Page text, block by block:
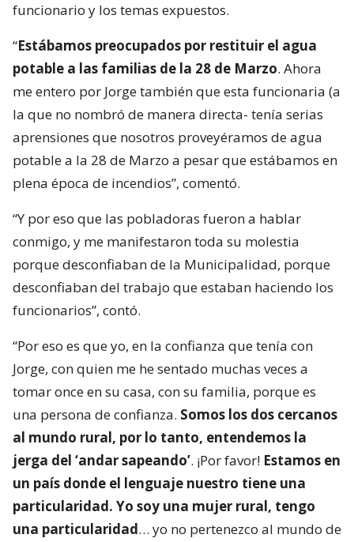
funcionario y los temas expuestos.
“Estábamos preocupados por restituir el agua
potable a las familias de la 28 de Marzo. Ahora
me entero por Jorge también que esta funcionaria (a
la que no nombró de manera directa- tenía serias
aprensiones que nosotros proveyéramos de agua
potable a la 28 de Marzo a pesar que estábamos en
plena época de incendios”, comentó.
“Y por eso que las pobladoras fueron a hablar
conmigo, y me manifestaron toda su molestia
porque desconfiaban de la Municipalidad, porque
desconfiaban del trabajo que estaban haciendo los
funcionarios”, contó.
“Por eso es que yo, en la confianza que tenía con
Jorge, con quien me he sentado muchas veces a
tomar once en su casa, con su familia, porque es
una persona de confianza. Somos los dos cercanos
al mundo rural, por lo tanto, entendemos la
jerga del ‘andar sapeando’. ¡Por favor! Estamos en
un país donde el lenguaje nuestro tiene una
particularidad. Yo soy una mujer rural, tengo
una particularidad… yo no pertenezco al mundo de